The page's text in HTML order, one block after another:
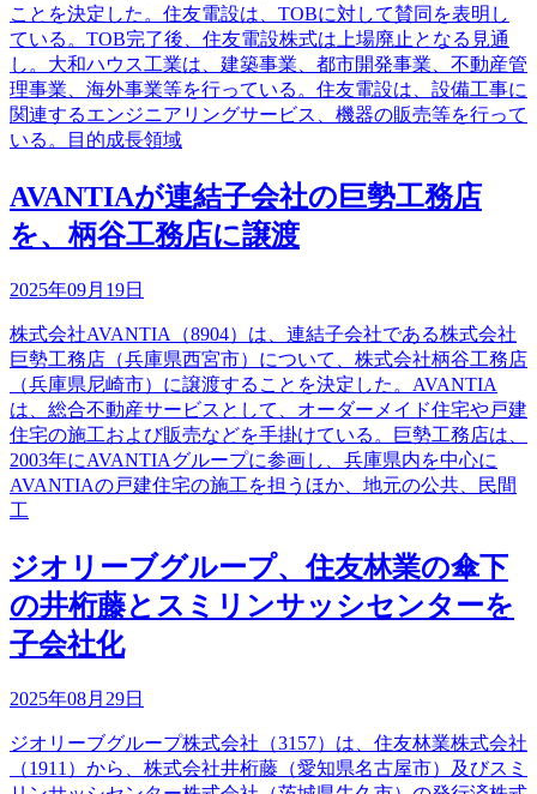
ことを決定した。住友電設は、TOBに対して賛同を表明し
ている。TOB完了後、住友電設株式は上場廃止となる見通
し。大和ハウス工業は、建築事業、都市開発事業、不動産管
理事業、海外事業等を行っている。住友電設は、設備工事に
関連するエンジニアリングサービス、機器の販売等を行って
いる。目的成長領域
AVANTIAが連結子会社の巨勢工務店
を、柄谷工務店に譲渡
2025年09月19日
株式会社AVANTIA（8904）は、連結子会社である株式会社
巨勢工務店（兵庫県西宮市）について、株式会社柄谷工務店
（兵庫県尼崎市）に譲渡することを決定した。AVANTIA
は、総合不動産サービスとして、オーダーメイド住宅や戸建
住宅の施工および販売などを手掛けている。巨勢工務店は、
2003年にAVANTIAグループに参画し、兵庫県内を中心に
AVANTIAの戸建住宅の施工を担うほか、地元の公共、民間
工
ジオリーブグループ、住友林業の傘下
の井桁藤とスミリンサッシセンターを
子会社化
2025年08月29日
ジオリーブグループ株式会社（3157）は、住友林業株式会社
（1911）から、株式会社井桁藤（愛知県名古屋市）及びスミ